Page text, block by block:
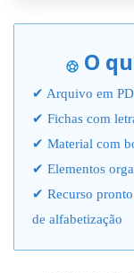
O
✔ Arquivo em
✔ Fichas com
✔ Material com
✔ Elementos
✔ Recurso
de alfabetização